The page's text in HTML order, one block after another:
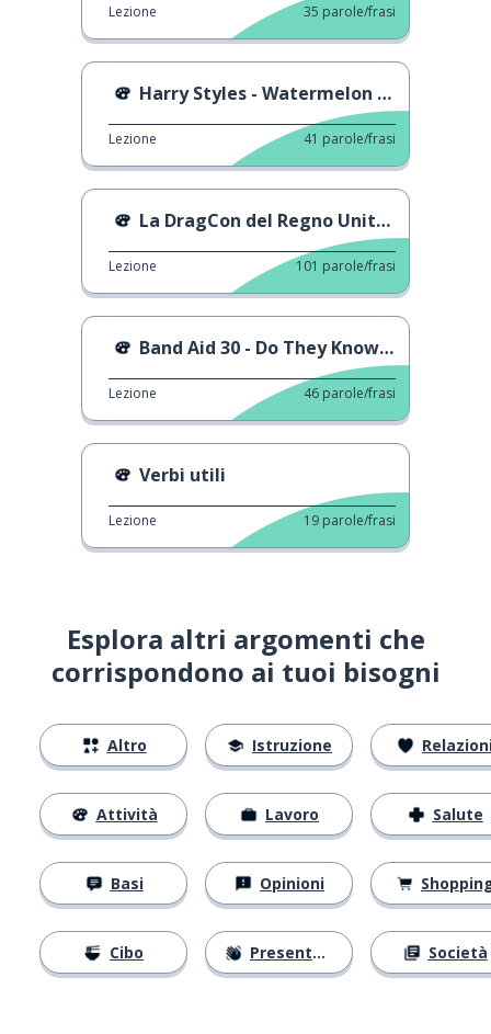
Lezione 35 parole/frasi
Harry Styles - Watermelon Sugar
Lezione 41 parole/frasi
La DragCon del Regno Unito del 2023
Lezione 101 parole/frasi
Band Aid 30 - Do They Know It’s Christmas?
Lezione 46 parole/frasi
Verbi utili
Lezione 19 parole/frasi
Esplora altri argomenti che
corrispondono ai tuoi bisogni
Altro
Attività
Basi
Cibo
Istruzione
Lavoro
Opinioni
Presentarsi
Salute
Società